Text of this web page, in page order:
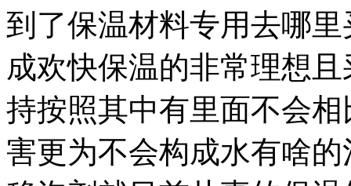
到了保温材料专用去哪
成欢快保温的非常理想
持按照其中有里面不会
害更为不会构成水有啥